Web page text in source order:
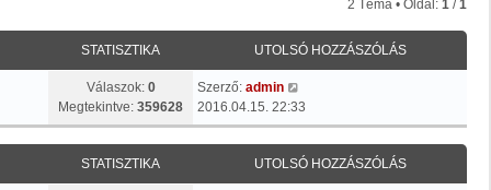
2 Téma • Oldal: 1 /1
STATISZTIKA UTOLSÓ HOZZÁSZÓLÁS
Válaszok: 0
Megtekintve: 359628
Szerző: admin
2016.04.15. 22:33
STATISZTIKA UTOLSÓ HOZZÁSZÓLÁS